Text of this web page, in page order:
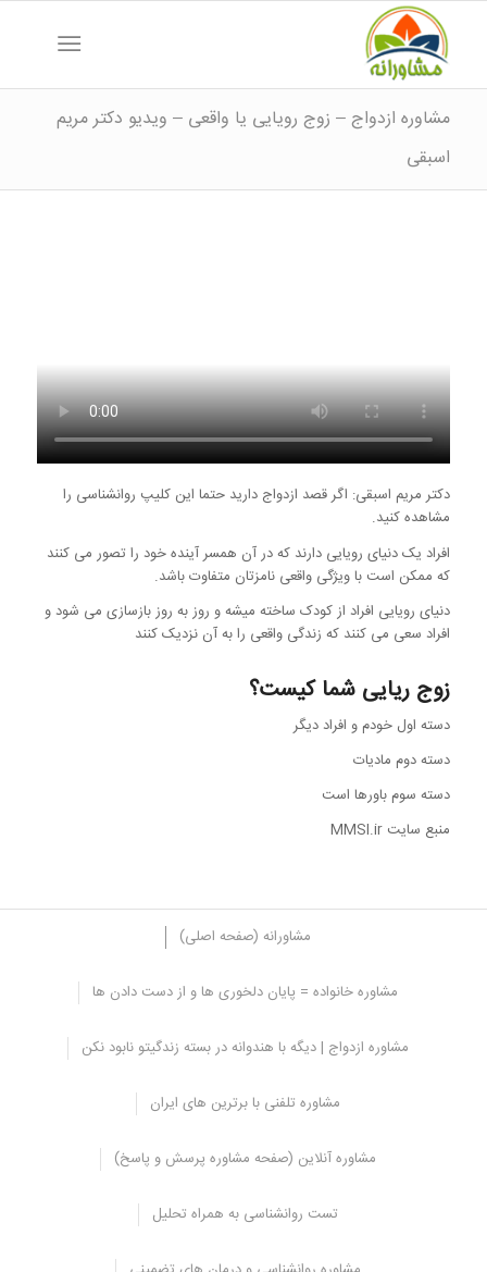
مشاوره ازدواج – زوج رویایی یا واقعی – ویدیو دکتر مریم
اسبقی
دکتر مریم اسبقی: اگر قصد ازدواج دارید حتما این کلیپ روانشناسی را
مشاهده کنید.
افراد یک دنیای رویایی دارند که در آن همسر آینده خود را تصور می کنند
که ممکن است با ویژگی واقعی نامزتان متفاوت باشد.
دنیای رویایی افراد از کودک ساخته میشه و روز به روز بازسازی می شود و
افراد سعی می کنند که زندگی واقعی را به آن نزدیک کنند
زوج ریایی شما کیست؟
دسته اول خودم و افراد دیگر
دسته دوم مادیات
دسته سوم باورها است
منبع سایت MMSI.ir
مشاورانه (صفحه اصلی)
مشاوره خانواده = پایان دلخوری ها و از دست دادن ها
مشاوره ازدواج | دیگه با هندوانه در بسته زندگیتو نابود نکن
مشاوره تلفنی با برترین های ایران
مشاوره آنلاین (صفحه مشاوره پرسش و پاسخ)
تست روانشناسی به همراه تحلیل
به صورتآنلاین، تلفنی و حضوریدر خدمت شماست. در پایین
تعداد بالای سوالات، کمی در دریافت پاسخ شکیبا باشید.
در کنار شما هستند.